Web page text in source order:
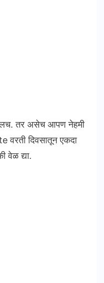
तर असेच आपण नेहमी
वरती दिवसातून एकदा
वेळ द्या.